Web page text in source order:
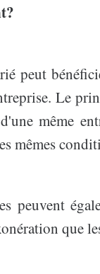
peut
Le
même
mêmes
peuvent
que